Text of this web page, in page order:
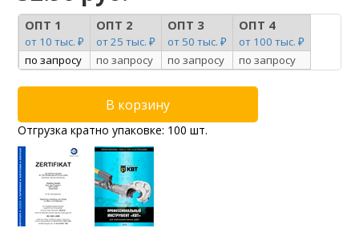
ОПТ 1
от 10 тыс. ₽
ОПТ 2
от 25 тыс. ₽
ОПТ 3
от 50 тыс. ₽
ОПТ 4
от 100 тыс. ₽
по запросу
по запросу по запросу по запросу
Отгрузка кратно упаковке: 100 шт.